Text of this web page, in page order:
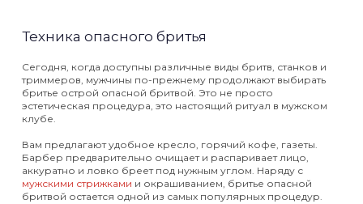
Техника опасного бритья
Сегодня, когда доступны различные виды бритв, станков и
триммеров, мужчины по-прежнему продолжают выбирать
бритье острой опасной бритвой. Это не просто
эстетическая процедура, это настоящий ритуал в мужском
клубе.
Вам предлагают удобное кресло, горячий кофе, газеты.
Барбер предварительно очищает и распаривает лицо,
аккуратно и ловко бреет под нужным углом. Наряду с
мужскими стрижками и окрашиванием, бритье опасной
бритвой остается одной из самых популярных процедур.